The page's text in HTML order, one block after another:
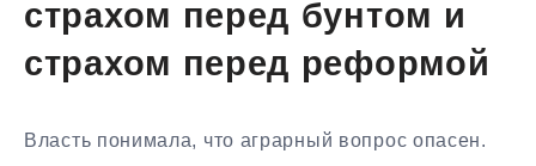
страхом перед бунтом и
страхом перед реформой
Власть понимала, что аграрный вопрос опасен.